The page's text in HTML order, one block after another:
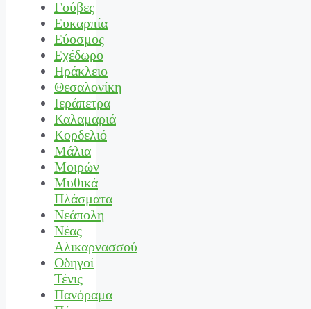
Γούβες
Ευκαρπία
Εύοσμος
Εχέδωρο
Ηράκλειο
Θεσαλονίκη
Ιεράπετρα
Καλαμαριά
Κορδελιό
Μάλια
Μοιρών
Μυθικά
Πλάσματα
Νεάπολη
Νέας
Αλικαρνασσού
Οδηγοί
Τένις
Πανόραμα